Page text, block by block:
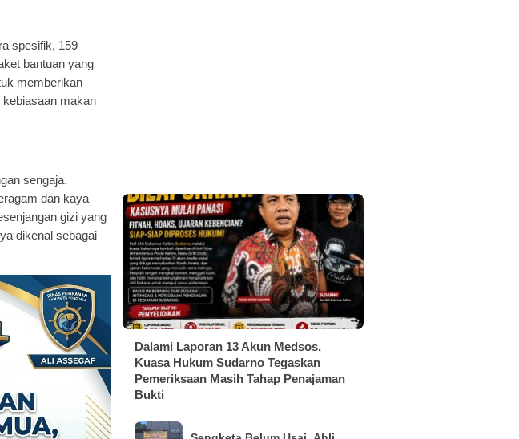
spesifik, 159
bantuan yang
memberikan
kebiasaan makan
sengaja.
dan kaya
gizi yang
dikenal sebagai
Dalami Laporan 13 Akun Medsos,
Kuasa Hukum Sudarno Tegaskan
Pemeriksaan Masih Tahap Penajaman
Bukti